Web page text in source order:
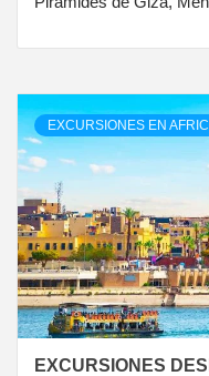
EXCURSIONES EN
EXCURSIONES